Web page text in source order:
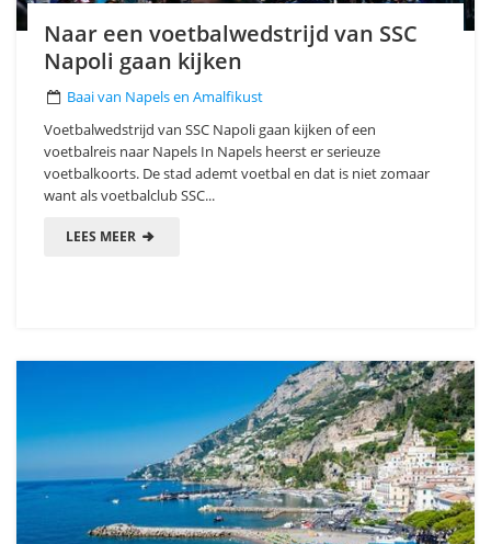
Naar een voetbalwedstrijd van SSC
Napoli gaan kijken
Baai van Napels en Amalfikust
Voetbalwedstrijd van SSC Napoli gaan kijken of een
voetbalreis naar Napels In Napels heerst er serieuze
voetbalkoorts. De stad ademt voetbal en dat is niet zomaar
want als voetbalclub SSC...
LEES MEER